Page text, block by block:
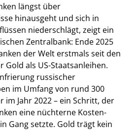
längst über
hinausgeht und sich in
niederschlägt, zeigt ein
Zentralbank: Ende 2025
der Welt erstmals seit den
Gold als US-Staatsanleihen.
russischer
im Umfang von rund 300
im Jahr 2022 – ein Schritt, der
eine nüchterne Kosten-
Gang setzte. Gold trägt kein